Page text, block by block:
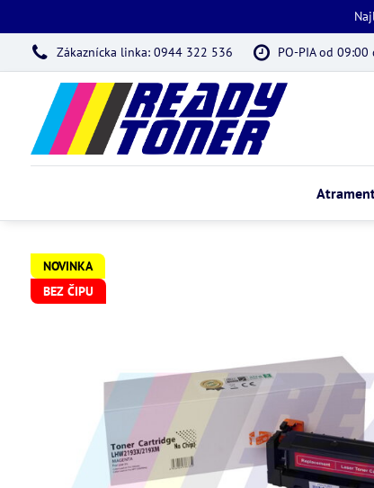
Zákaznícka linka: 0944 322 536 PO-PIA od 09:00
NOVINKA
BEZ ČIPU